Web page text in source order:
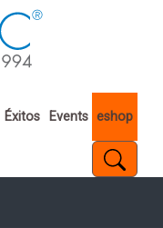
Éxitos Events eshop